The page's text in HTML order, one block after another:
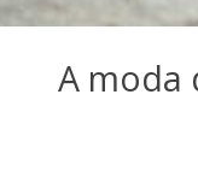
A moda